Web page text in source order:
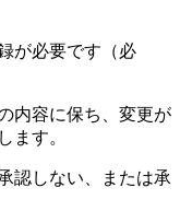
が必要です（必
内容に保ち、変更が
ます。
認しない、または承